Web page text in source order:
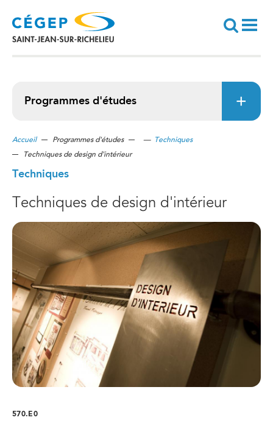
contenu
principal
Recherche
Programmes d'études
Accueil Programmes d'études — Techniques
Techniques de design d'intérieur
Techniques
Techniques de design d'intérieur
570.E0